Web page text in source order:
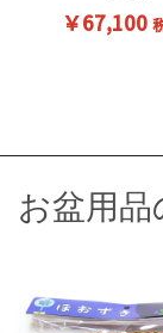
￥67,100
お盆用品